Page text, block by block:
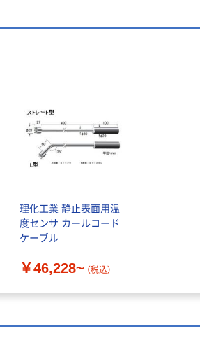
理化工業 静止表面用温
度センサ カールコード
ケーブル
￥46,228~ （税込）